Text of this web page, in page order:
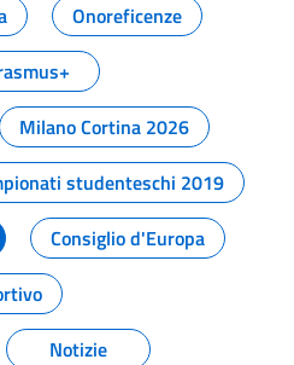
Onoreficenze
Milano Cortina 2026
studenteschi 2019
Consiglio d'Europa
Notizie